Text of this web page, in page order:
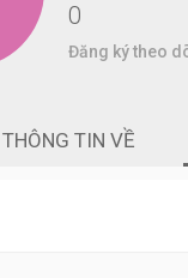
0
Đăng ký theo
THÔNG TIN VỀ